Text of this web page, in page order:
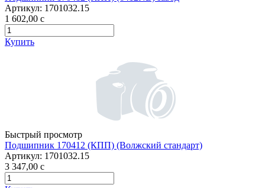
Артикул: 1701032.15
1 602,00 c
Купить
Быстрый просмотр
Подшипник 170412 (КПП) (Волжский стандарт)
Артикул: 1701032.15
3 347,00 c